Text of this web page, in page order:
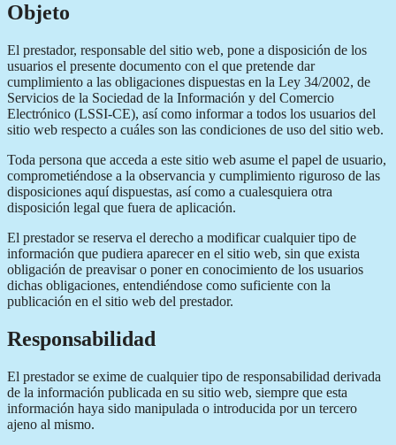
Objeto
El prestador, responsable del sitio web, pone a disposición de los
usuarios el presente documento con el que pretende dar
cumplimiento a las obligaciones dispuestas en la Ley 34/2002, de
Servicios de la Sociedad de la Información y del Comercio
Electrónico (LSSI-CE), así como informar a todos los usuarios del
sitio web respecto a cuáles son las condiciones de uso del sitio web.
Toda persona que acceda a este sitio web asume el papel de usuario,
comprometiéndose a la observancia y cumplimiento riguroso de las
disposiciones aquí dispuestas, así como a cualesquiera otra
disposición legal que fuera de aplicación.
El prestador se reserva el derecho a modificar cualquier tipo de
información que pudiera aparecer en el sitio web, sin que exista
obligación de preavisar o poner en conocimiento de los usuarios
dichas obligaciones, entendiéndose como suficiente con la
publicación en el sitio web del prestador.
Responsabilidad
El prestador se exime de cualquier tipo de responsabilidad derivada
de la información publicada en su sitio web, siempre que esta
información haya sido manipulada o introducida por un tercero
ajeno al mismo.